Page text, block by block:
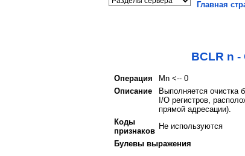
Главная
BCLR n -
Операция
Mn <-- 0
Описание
Выполняется очистка
I/O регистров,
прямой адресации).
Коды
признаков
Не используются
Булевы выражения